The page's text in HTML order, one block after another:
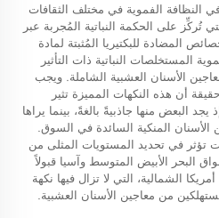
النظافة الفموية في مختلف الثقافات
تُركِّز على الحكمة النباتية المُجربة عبر
المضادة للبكتيريا المُثبتة لمادة
المستخلصات النباتية ذات التأثير
الأسنان العشبية الشاملة. ويجب
أن هذه النكهات المميزة تثير
البعض منها جاذبيةً بالغةً، بينما يراها
الأسنان المنكية السائدة في السوق.
تؤثر في تحديد المستويات المثلى من
البحر الأبيض المتوسط وآسيا قبولاً
الشمالية، التي لا تزال فيها نكهة
من معاجين الأسنان العشبية.